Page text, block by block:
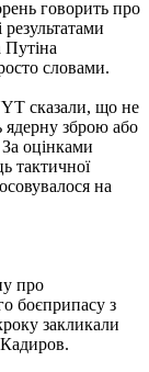
говорить про
результатами
Путіна
словами.
сказали, що не
ядерну зброю або
оцінками
тактичної
на
про
боєприпасу з
закликали